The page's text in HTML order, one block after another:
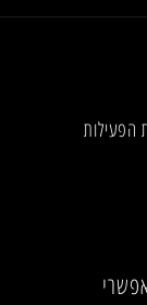
הפעילות